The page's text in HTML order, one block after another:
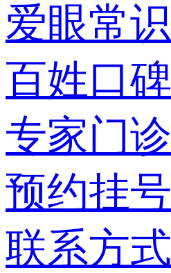
爱眼常识
百姓口碑
专家门诊
预约挂号
联系方式